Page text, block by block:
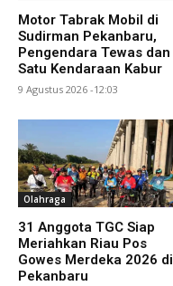
Motor Tabrak Mobil di
Sudirman Pekanbaru,
Pengendara Tewas dan
Satu Kendaraan Kabur
9 Agustus 2026 -12:03
Olahraga
31 Anggota TGC Siap
Meriahkan Riau Pos
Gowes Merdeka 2026 di
Pekanbaru